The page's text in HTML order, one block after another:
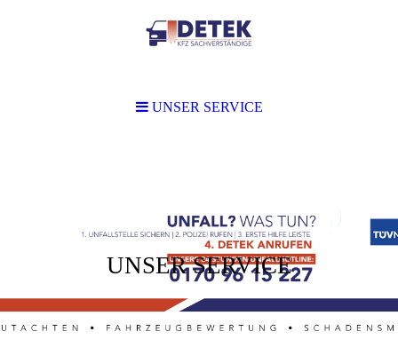
UNSER SERVICE
UNSER SERVICE